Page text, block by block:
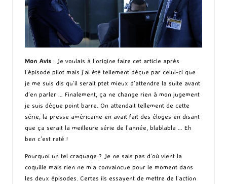
Mon Avis : Je voulais à l’origine faire cet article après
l’épisode pilot mais j’ai été tellement déçue par celui-ci que
je me suis dis qu’il serait ptet mieux d’attendre la suite avant
d’en parler … Finalement, ça ne change rien à mon jugement
je suis déçue point barre. On attendait tellement de cette
série, la presse américaine en avait fait des éloges en disant
que ça serait la meilleure série de l’année, blablabla … Eh
ben c’est raté !
Pourquoi un tel craquage ? Je ne sais pas d’où vient la
coquille mais rien ne m’a convaincue pour le moment dans
les deux épisodes. Certes ils essayent de mettre de l’action